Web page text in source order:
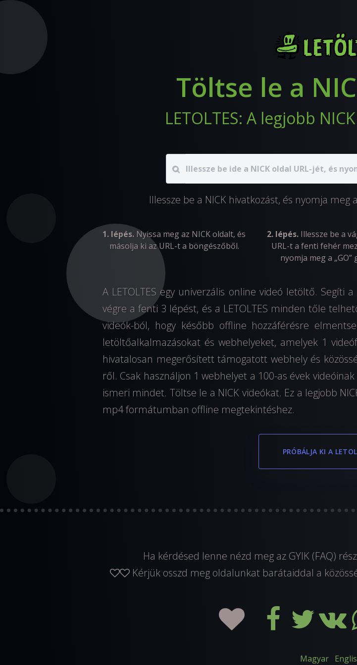
Töltse le a
LETOLTES: A legjobb
Illessze be a NICK hivatkozást, és nyomja
1. lépés. Nyissa meg az NICK oldalt, és
másolja ki az URL-t a böngészőből.
2. lépés. Illessze be a
URL-t a fenti fehér
nyomja meg a „GO”
A LETOLTES egy univerzális online videó letöltő. Segíti
végre a fenti 3 lépést, és a LETOLTES minden tőle
videók-ból, hogy később offline hozzáférésre
letöltőalkalmazásokat és webhelyeket, amelyek 1
hivatalosan megerősített támogatott webhely és
ről. Csak használjon 1 webhelyet a 100-as évek
ismeri mindet. Töltse le a NICK videókat. Ez a legjobb
mp4 formátumban offline megtekintéshez.
PRÓBÁLJA KI A
Ha kérdésed lenne nézd meg az GYIK (FAQ)
Kérjük osszd meg oldalunkat barátaiddal a
Magyar